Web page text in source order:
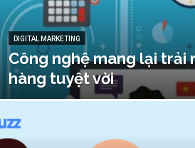
DIGITAL MARKETING
Công nghệ mang lại trải
hàng tuyệt vời